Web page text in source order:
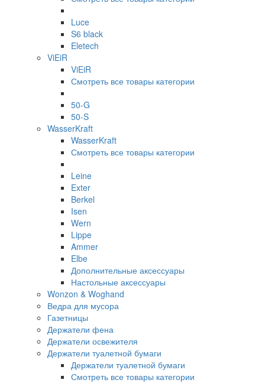
Luce
S6 black
Eletech
ViEiR
ViEiR
Смотреть все товары категории
50-G
50-S
WasserKraft
WasserKraft
Смотреть все товары категории
Leine
Exter
Berkel
Isen
Wern
Lippe
Ammer
Elbe
Дополнительные аксессуары
Настольные аксессуары
Wonzon & Woghand
Ведра для мусора
Газетницы
Держатели фена
Держатели освежителя
Держатели туалетной бумаги
Держатели туалетной бумаги
Смотреть все товары категории